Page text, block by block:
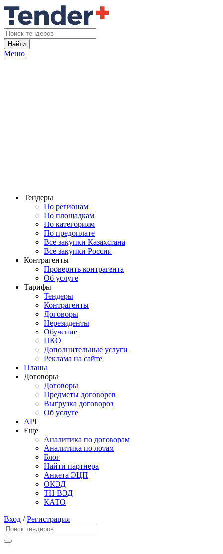
Найти
Меню
Тендеры
По регионам
По площадкам
По категориям
По предоплате
Все закупки Казахстана
Все закупки России
Контрагенты
Проверить контрагента
Об услуге
Тарифы
Тендеры
Контрагенты
Договоры
Нерезиденты
Обучение
ПКО
Дополнительные услуги
Реклама на сайте
Планы
Договоры
Договоры
Предметы договоров
Выгрузка договоров
Об услуге
API
Еще
Аналитика по договорам
Аналитика по лотам
Блог
Найти партнера
Анкета ЭЦП
ОКЭД
ТН ВЭД
КАТО
Вход /Регистрация